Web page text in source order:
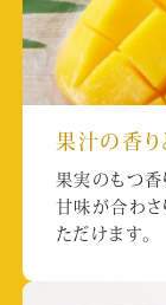
果汁の香り
果実のもつ香
甘味が合わさ
ただけます。